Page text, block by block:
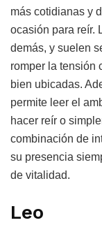
más cotidianas y
ocasión para reír.
demás, y suelen
romper la tensión
bien ubicadas.
permite leer el
hacer reír o
combinación de
su presencia
de vitalidad.
Leo